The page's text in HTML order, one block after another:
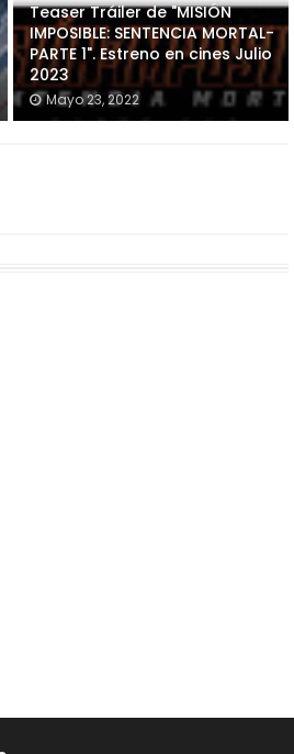
Teaser Tráiler de "MISIÓN
IMPOSIBLE: SENTENCIA MORTAL-
PARTE 1". Estreno en cines Julio
2023
Mayo 23, 2022